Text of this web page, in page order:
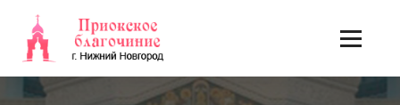
содержимому